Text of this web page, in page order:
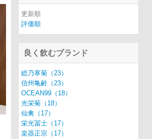
更新順
評価順
良く飲むブランド
総乃寒菊（23）
信州亀齢（23）
OCEAN99（18）
光栄菊（18）
仙禽（17）
栄光冨士（17）
楽器正宗（17）